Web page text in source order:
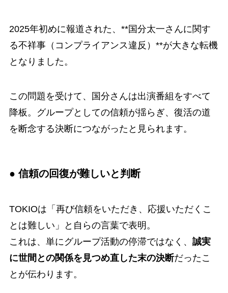
2025年初めに報道された、**国分太一さんに関す
る不祥事（コンプライアンス違反）**が大きな転機
となりました。
この問題を受けて、国分さんは出演番組をすべて
降板。グループとしての信頼が揺らぎ、復活の道
を断念する決断につながったと見られます。
● 信頼の回復が難しいと判断
TOKIOは「再び信頼をいただき、応援いただくこ
とは難しい」と自らの言葉で表明。
これは、単にグループ活動の停滞ではなく、 誠実
に世間との関係を見つめ直した末の決断だったこ
とが伝わります。